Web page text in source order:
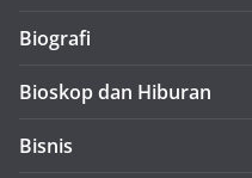
Biografi
Bioskop dan Hiburan
Bisnis